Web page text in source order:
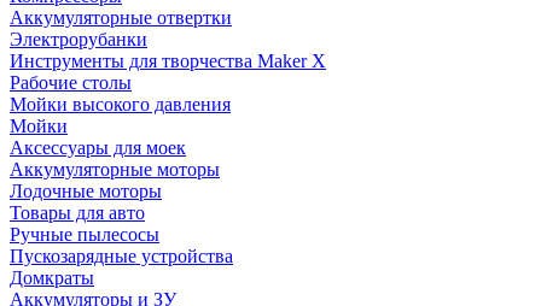
Аккумуляторные отвертки
Электрорубанки
Инструменты для творчества Maker X
Рабочие столы
Мойки высокого давления
Мойки
Аксессуары для моек
Аккумуляторные моторы
Лодочные моторы
Товары для авто
Ручные пылесосы
Пускозарядные устройства
Домкраты
Аккумуляторы и ЗУ